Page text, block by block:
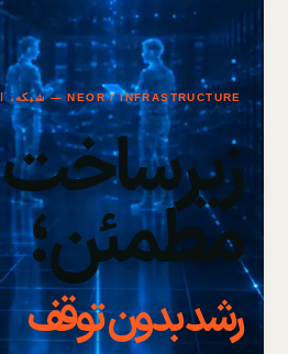
NEOR / INFRASTRUCTURE — شبکه، امنیت، ابر و عملیات
زیرساخت
مطمئن؛
رشد بدون توقف